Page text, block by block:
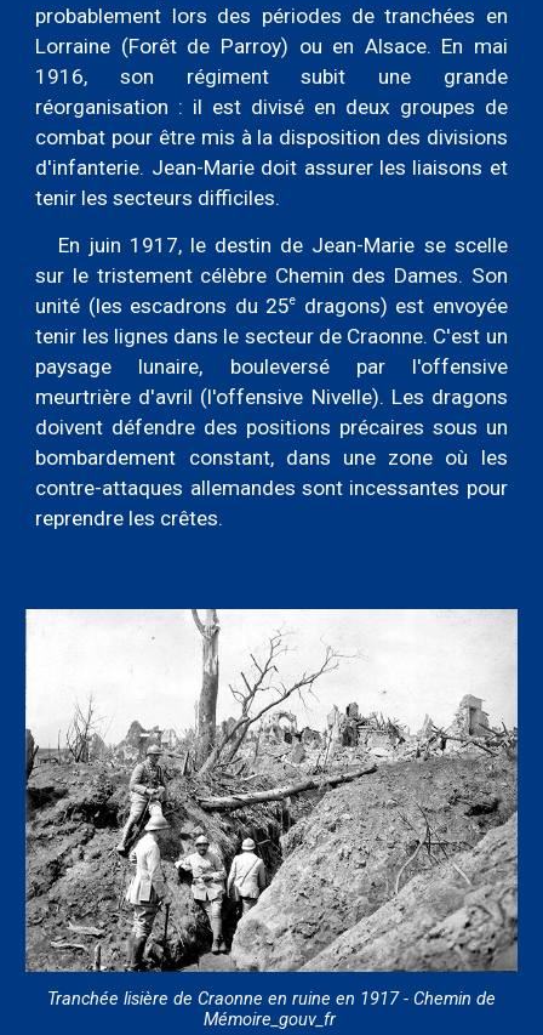
probablement lors des périodes de tranchées en
Lorraine (Forêt de Parroy) ou en Alsace. En mai
1916, son régiment subit une grande
réorganisation : il est divisé en deux groupes de
combat pour être mis à la disposition des divisions
d'infanterie. Jean-Marie doit assurer les liaisons et
tenir les secteurs difficiles.
En juin 1917, le destin de Jean-Marie se scelle
sur le tristement célèbre Chemin des Dames. Son
unité (les escadrons du 25e
dragons) est envoyée
tenir les lignes dans le secteur de Craonne. C'est un
paysage lunaire, bouleversé par l'offensive
meurtrière d'avril (l'offensive Nivelle). Les dragons
doivent défendre des positions précaires sous un
bombardement constant, dans une zone où les
contre-attaques allemandes sont incessantes pour
reprendre les crêtes.
Tranchée lisière de Craonne en ruine en 1917 - Chemin de
Mémoire_gouv_fr